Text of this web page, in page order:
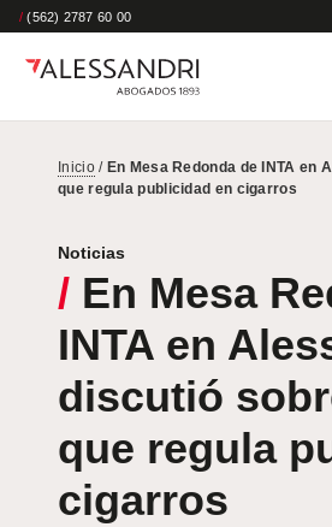
/ (562) 2787 60 00
Inicio/ En Mesa Redonda de INTA
que regula publicidad en cigarros
Noticias
/ En Mesa
INTA en
discutió
que regula
cigarros